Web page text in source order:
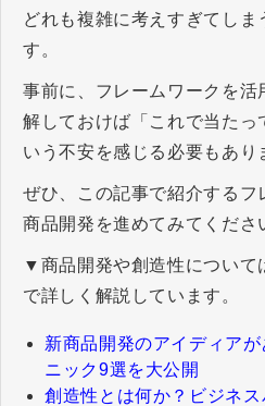
どれも複雑に考えすぎてしま
す。
事前に、フレームワークを活
解しておけば「これで当たっ
いう不安を感じる必要もあり
ぜひ、この記事で紹介するフ
商品開発を進めてみてくださ
▼商品開発や創造性について
で詳しく解説しています。
新商品開発のアイディア
ニック9選を大公開
創造性とは何か？ビジネ